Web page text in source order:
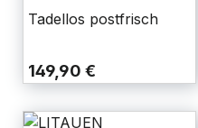
Tadellos postfrisch
149,90 €